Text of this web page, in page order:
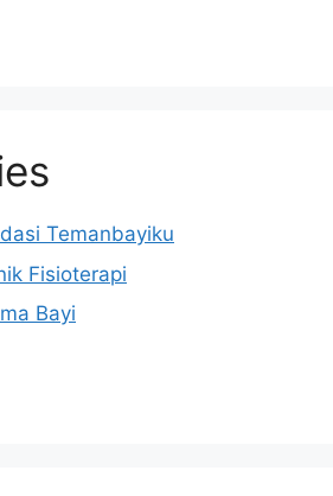
Temanbayiku
Fisioterapi
Bayi